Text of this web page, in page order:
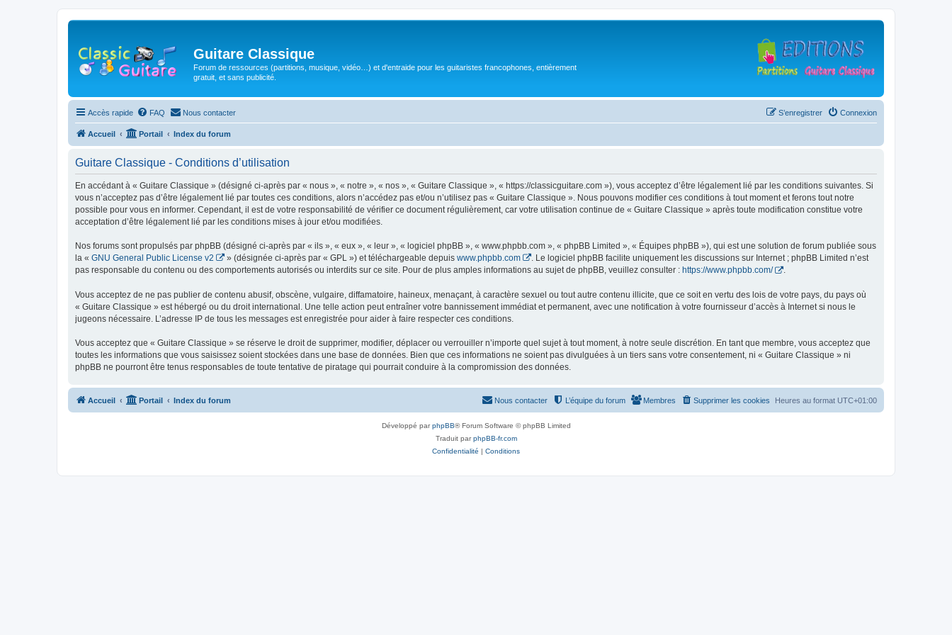
Guitare Classique
Forum de ressources (partitions, musique, vidéo…) et d'entraide pour les guitaristes francophones, entièrement
gratuit, et sans publicité.
Accès rapide FAQ Nous contacter Connexion
S’enregistrer
Accueil Portail Index du forum
Guitare Classique - Conditions d’utilisation
En accédant à « Guitare Classique » (désigné ci-après par « nous », « notre », « nos », « Guitare Classique », « https://classicguitare.com »), vous acceptez d’être légalement lié par les conditions suivantes. Si
vous n’acceptez pas d’être légalement lié par toutes ces conditions, alors n’accédez pas et/ou n’utilisez pas « Guitare Classique ». Nous pouvons modifier ces conditions à tout moment et ferons tout notre
possible pour vous en informer. Cependant, il est de votre responsabilité de vérifier ce document régulièrement, car votre utilisation continue de « Guitare Classique » après toute modification constitue votre
acceptation d’être légalement lié par les conditions mises à jour et/ou modifiées.
Nos forums sont propulsés par phpBB (désigné ci-après par « ils », « eux », « leur », « logiciel phpBB », « www.phpbb.com », « phpBB Limited », « Équipes phpBB »), qui est une solution de forum publiée sous
la « GNU General Public License v2 » (désignée ci-après par « GPL ») et téléchargeable depuis www.phpbb.com
. Le logiciel phpBB facilite uniquement les discussions sur Internet ; phpBB Limited n’est
pas responsable du contenu ou des comportements autorisés ou interdits sur ce site. Pour de plus amples informations au sujet de phpBB, veuillez consulter : https://www.phpbb.com/ .
Vous acceptez de ne pas publier de contenu abusif, obscène, vulgaire, diffamatoire, haineux, menaçant, à caractère sexuel ou tout autre contenu illicite, que ce soit en vertu des lois de votre pays, du pays où
« Guitare Classique » est hébergé ou du droit international. Une telle action peut entraîner votre bannissement immédiat et permanent, avec une notification à votre fournisseur d’accès à Internet si nous le
jugeons nécessaire. L’adresse IP de tous les messages est enregistrée pour aider à faire respecter ces conditions.
Vous acceptez que « Guitare Classique » se réserve le droit de supprimer, modifier, déplacer ou verrouiller n’importe quel sujet à tout moment, à notre seule discrétion. En tant que membre, vous acceptez que
toutes les informations que vous saisissez soient stockées dans une base de données. Bien que ces informations ne soient pas divulguées à un tiers sans votre consentement, ni « Guitare Classique » ni
phpBB ne pourront être tenus responsables de toute tentative de piratage qui pourrait conduire à la compromission des données.
Accueil Portail Index du forum Heures au format UTC+01:00
Supprimer les cookies
Membres
L’équipe du forum
Nous contacter
Développé parphpBB® Forum Software © phpBB Limited
Traduit parphpBB-fr.com
Confidentialité | Conditions